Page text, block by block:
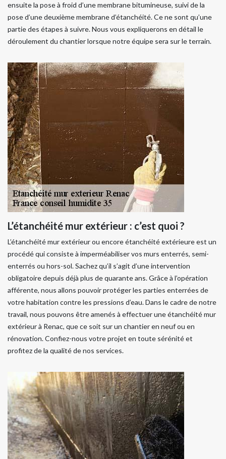
ensuite la pose à froid d’une membrane bitumineuse, suivi de la
pose d’une deuxième membrane d’étanchéité. Ce ne sont qu’une
partie des étapes à suivre. Nous vous expliquerons en détail le
déroulement du chantier lorsque notre équipe sera sur le terrain.
L’étanchéité mur extérieur : c’est quoi ?
L’étanchéité mur extérieur ou encore étanchéité extérieure est un
procédé qui consiste à imperméabiliser vos murs enterrés, semi-
enterrés ou hors-sol. Sachez qu’il s’agit d’une intervention
obligatoire depuis déjà plus de quarante ans. Grâce à l’opération
afférente, nous allons pouvoir protéger les parties enterrées de
votre habitation contre les pressions d’eau. Dans le cadre de notre
travail, nous pouvons être amenés à effectuer une étanchéité mur
extérieur à Renac, que ce soit sur un chantier en neuf ou en
rénovation. Confiez-nous votre projet en toute sérénité et
profitez de la qualité de nos services.